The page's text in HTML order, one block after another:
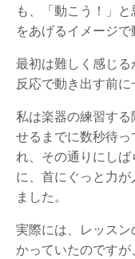
も、「動こう！」
をあげるイメージで
最初は難しく感じ
反応で動き出す前に
私は楽器の練習す
せるまでに数秒待
れ、その通りにし
に、首にぐっと力
ました。
実際には、レッス
かっていたのです